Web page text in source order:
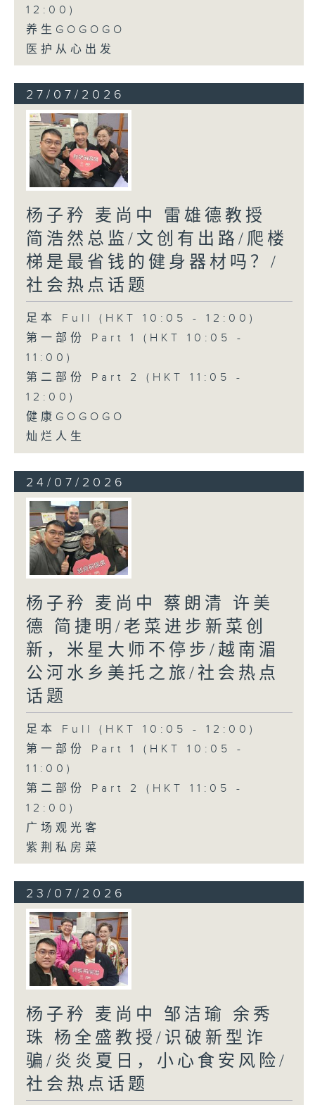
12:00)
养生GOGOGO
医护从心出发
27/07/2026
杨子矜 麦尚中 雷雄德教授
简浩然总监/文创有出路/爬楼
梯是最省钱的健身器材吗？/
社会热点话题
足本 Full (HKT 10:05 - 12:00)
第一部份 Part 1 (HKT 10:05 -
11:00)
第二部份 Part 2 (HKT 11:05 -
12:00)
健康GOGOGO
灿烂人生
24/07/2026
杨子矜 麦尚中 蔡朗清 许美
德 简捷明/老菜进步新菜创
新，米星大师不停步/越南湄
公河水乡美托之旅/社会热点
话题
足本 Full (HKT 10:05 - 12:00)
第一部份 Part 1 (HKT 10:05 -
11:00)
第二部份 Part 2 (HKT 11:05 -
12:00)
广场观光客
紫荆私房菜
23/07/2026
杨子矜 麦尚中 邹洁瑜 余秀
珠 杨全盛教授/识破新型诈
骗/炎炎夏日，小心食安风险/
社会热点话题